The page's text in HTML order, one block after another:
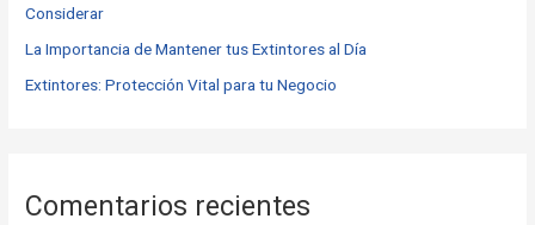
:Considerar
La Importancia de Mantener tus Extintores al Día
Extintores: Protección Vital para tu Negocio
Comentarios recientes